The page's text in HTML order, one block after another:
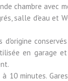
chambre avec
salle d'eau et
en garage
10 minutes.